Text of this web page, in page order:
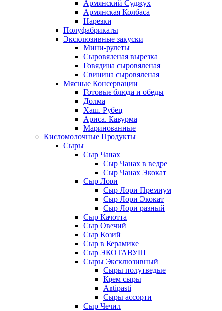
Армянский Суджух
Армянская Колбаса
Нарезки
Полуфабрикаты
Эксклюзивные закуски
Мини-рулеты
Сыровяленая вырезка
Говядина сыровяленая
Свинина сыровяленая
Мясные Консервации
Готовые блюда и обеды
Долма
Хаш. Рубец
Ариса. Кавурма
Маринованные
Кисломолочные Продукты
Сыры
Сыр Чанах
Сыр Чанах в ведре
Сыр Чанах Экокат
Сыр Лори
Сыр Лори Премиум
Сыр Лори Экокат
Сыр Лори разный
Сыр Качотта
Сыр Овечий
Сыр Козий
Сыр в Керамике
Сыр ЭКОТАВУШ
Сыры Эксклюзивный
Сыры полутведые
Крем сыры
Antipasti
Сыры ассорти
Сыр Чечил